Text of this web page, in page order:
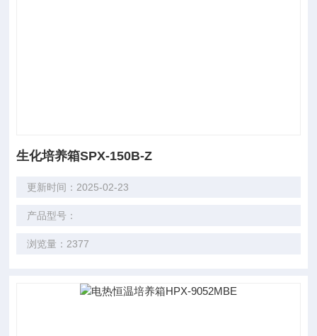
生化培养箱SPX-150B-Z
更新时间：2025-02-23
产品型号：
浏览量：2377